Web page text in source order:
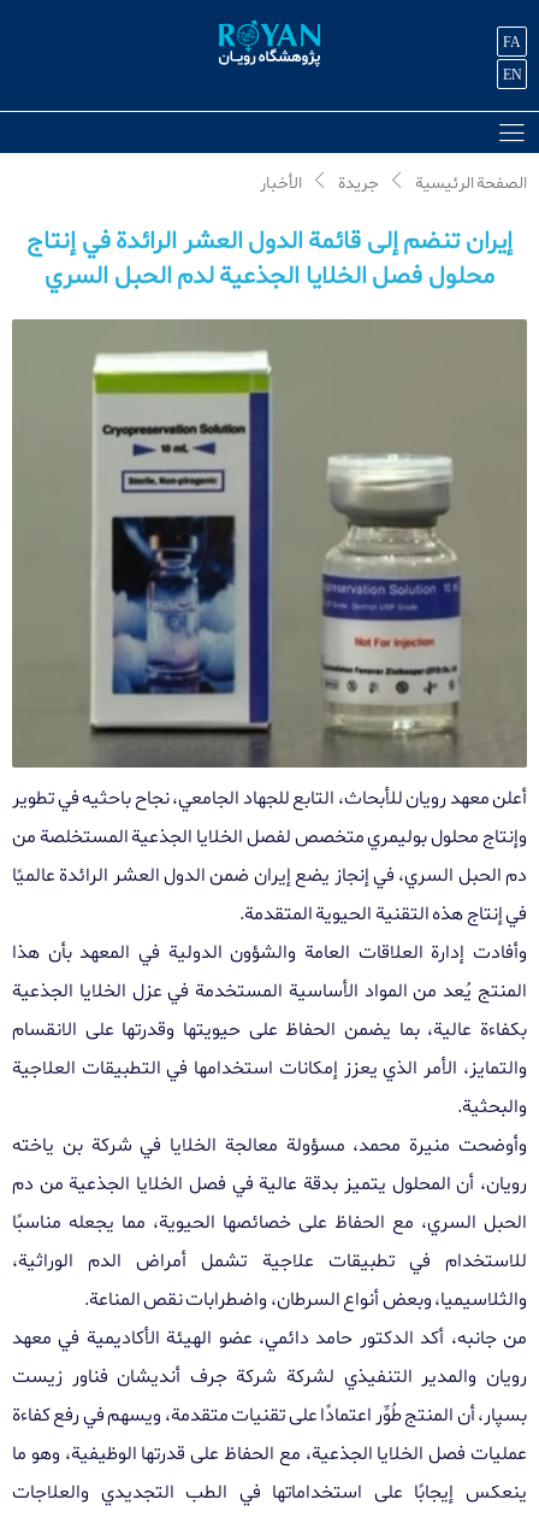
FA
EN
الصفحة الرئیسیة جريدة الأخبار
إيران تنضم إلى قائمة الدول العشر الرائدة في إنتاج
محلول فصل الخلايا الجذعية لدم الحبل السري
أعلن معهد رويان للأبحاث، التابع للجهاد الجامعي، نجاح باحثيه في تطوير
وإنتاج محلول بوليمري متخصص لفصل الخلايا الجذعية المستخلصة من
دم الحبل السري، في إنجاز يضع إيران ضمن الدول العشر الرائدة عالميًا
في إنتاج هذه التقنية الحيوية المتقدمة.
وأفادت إدارة العلاقات العامة والشؤون الدولية في المعهد بأن هذا
المنتج يُعد من المواد الأساسية المستخدمة في عزل الخلايا الجذعية
بكفاءة عالية، بما يضمن الحفاظ على حيويتها وقدرتها على الانقسام
والتمايز، الأمر الذي يعزز إمكانات استخدامها في التطبيقات العلاجية
والبحثية.
وأوضحت منيرة محمد، مسؤولة معالجة الخلايا في شركة بن ياخته
رويان، أن المحلول يتميز بدقة عالية في فصل الخلايا الجذعية من دم
الحبل السري، مع الحفاظ على خصائصها الحيوية، مما يجعله مناسبًا
للاستخدام في تطبيقات علاجية تشمل أمراض الدم الوراثية،
والثلاسيميا، وبعض أنواع السرطان، واضطرابات نقص المناعة.
من جانبه، أكد الدكتور حامد دائمي، عضو الهيئة الأكاديمية في معهد
رويان والمدير التنفيذي لشركة شركة جرف أنديشان فناور زيست
بسپار، أن المنتج طُوِّر اعتمادًا على تقنيات متقدمة، ويسهم في رفع كفاءة
عمليات فصل الخلايا الجذعية، مع الحفاظ على قدرتها الوظيفية، وهو ما
ينعكس إيجابًا على استخداماتها في الطب التجديدي والعلاجات